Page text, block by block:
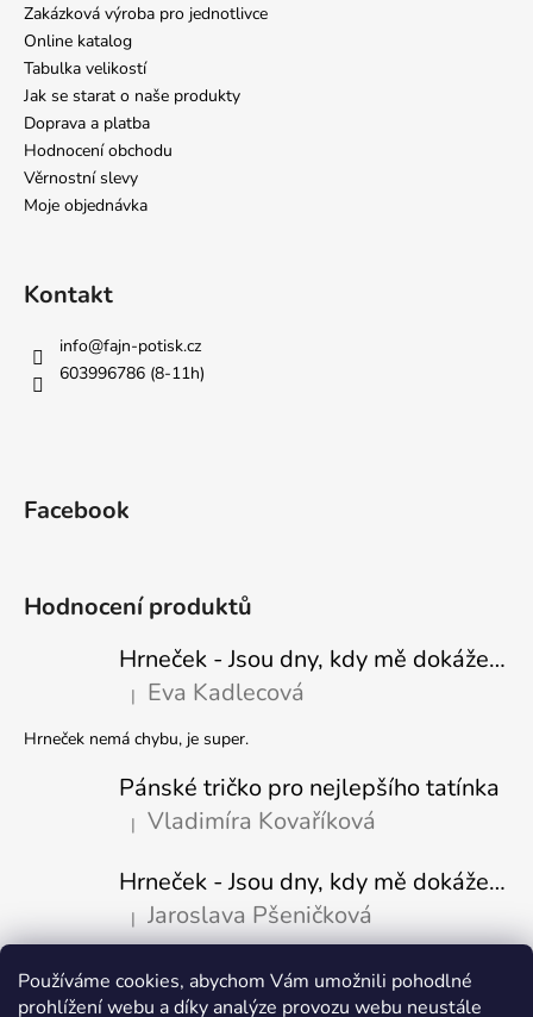
Používáme cookies, abychom Vám umožnili pohodlné
prohlížení webu a díky analýze provozu webu neustále
Zakázková výroba pro jednotlivce
Online katalog
Tabulka velikostí
Jak se starat o naše produkty
Doprava a platba
Hodnocení obchodu
Věrnostní slevy
Moje objednávka
Kontakt
info@fajn-potisk.cz
603996786 (8-11h)
Facebook
Hodnocení produktů
Hrneček - Jsou dny, kdy mě dokáže nasrat i vzduch - Sova
Hodnocení produktu je 5 z 5 hvězdiček.
| Eva Kadlecová
Hrneček nemá chybu, je super.
Pánské tričko pro nejlepšího tatínka
Hodnocení produktu je 5 z 5 hvězdiček.
| Vladimíra Kovaříková
Hrneček - Jsou dny, kdy mě dokáže nasrat i vzduch-naštvaný pejsek
Hodnocení produktu je 5 z 5 hvězdiček.
| Jaroslava Pšeničková
Přijímáme online platby